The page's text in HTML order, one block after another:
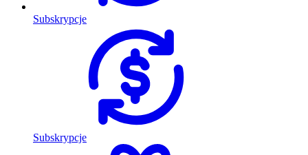
Subskrypcje
Subskrypcje